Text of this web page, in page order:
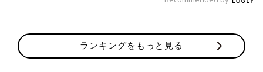
ランキングをもっと見る